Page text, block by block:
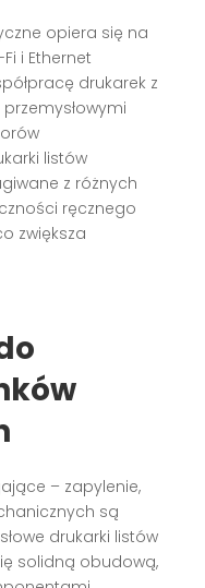
opiera się na
i Ethernet
drukarek z
listów
z różnych
ręcznego
zwiększa
– zapylenie,
są
drukarki listów
solidną obudową,